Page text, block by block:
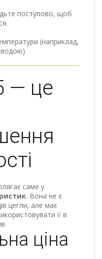
поступово, щоб
(наприклад,
водою).
— це
саме у
. Вона не є
цегли, але має
її в
ціна